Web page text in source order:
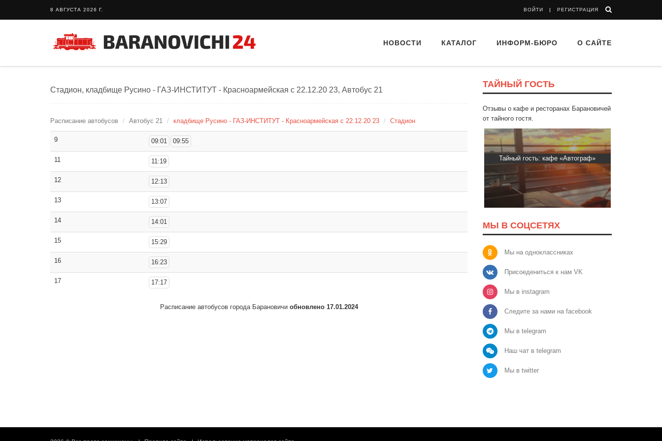
8 АВГУСТА 2026 Г. ВОЙТИ РЕГИСТРАЦИЯ
НОВОСТИ КАТАЛОГ ИНФОРМ-БЮРО О САЙТЕ
Стадион, кладбище Русино - ГАЗ-ИНСТИТУТ - Красноармейская с 22.12.20 23, Автобус 21
Расписание автобусов Автобус 21 кладбище Русино - ГАЗ-ИНСТИТУТ - Красноармейская с 22.12.20 23 Стадион
9 09:01 09:55
11 11:19
12 12:13
13 13:07
14 14:01
15 15:29
16 16:23
17 17:17
Расписание автобусов города Барановичи обновлено 17.01.2024
ТАЙНЫЙ ГОСТЬ
Отзывы о кафе и ресторанах Барановичей
от тайного гостя.
Тайный гость: кафе «Автограф»
МЫ В СОЦСЕТЯХ
Мы на одноклассниках
Присоедениться к нам VK
Мы в instagram
Следите за нами на facebook
Мы в telegram
Наш чат в telegram
Мы в twitter